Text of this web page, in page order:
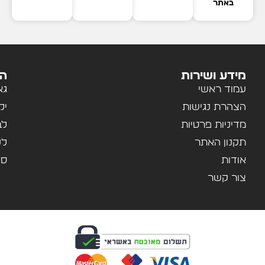
באתר
מידע ושירות
עמוד ראשי
הצהרת נגישות
מדיניות פרטיות
תקנון האתר
אודות
צור קשר